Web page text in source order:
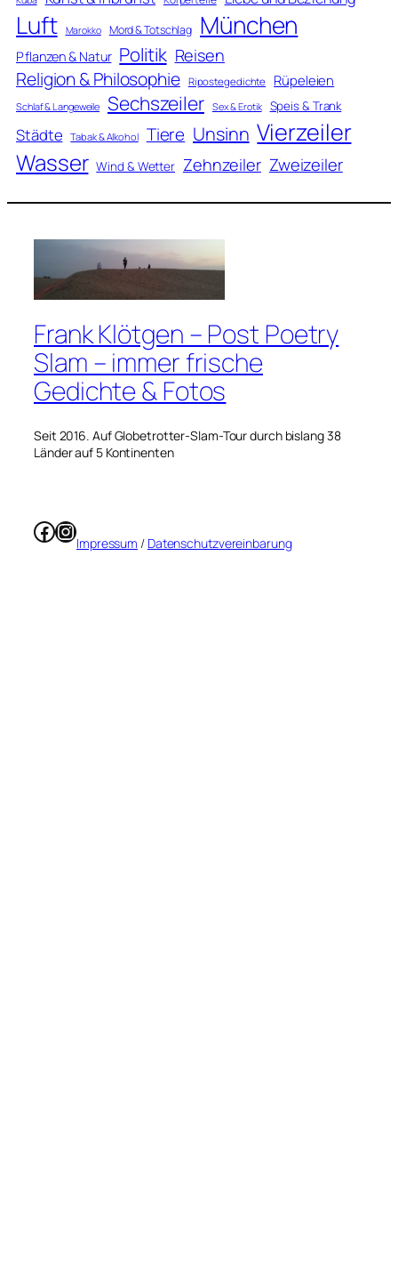
Luft Marokko Mord & Totschlag München
Pflanzen & Natur Politik Reisen
Religion & Philosophie Ripostegedichte Rüpeleien
Schlaf & Langeweile Sechszeiler Sex & Erotik Speis & Trank
Städte Tabak & Alkohol Tiere Unsinn Vierzeiler
Wasser Wind & Wetter Zehnzeiler Zweizeiler
Frank Klötgen – Post Poetry
Slam – immer frische
Gedichte & Fotos
Seit 2016. Auf Globetrotter-Slam-Tour durch bislang 38
Länder auf 5 Kontinenten
Facebook
Instagram
Impressum / Datenschutzvereinbarung